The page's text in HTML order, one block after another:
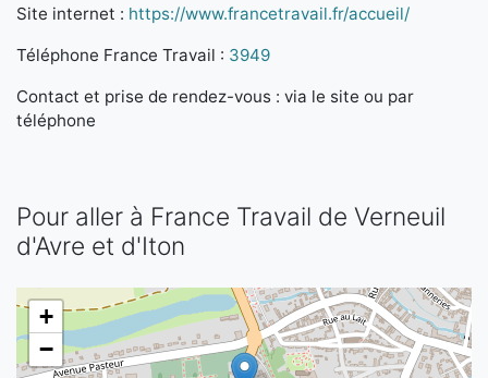
Site internet : https://www.francetravail.fr/accueil/
Téléphone France Travail : 3949
Contact et prise de rendez-vous : via le site ou par
téléphone
Pour aller à France Travail de Verneuil
d'Avre et d'Iton
+
−